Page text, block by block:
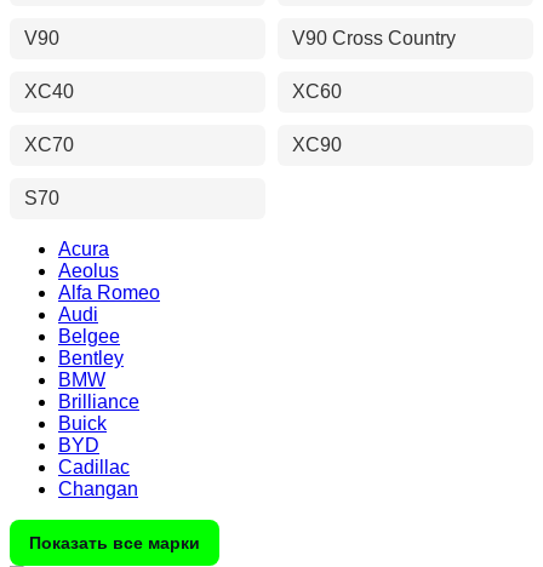
V90 V90 Cross Country
XC40 XC60
XC70 XC90
S70
Acura
Aeolus
Alfa Romeo
Audi
Belgee
Bentley
BMW
Brilliance
Buick
BYD
Cadillac
Changan
Показать все марки